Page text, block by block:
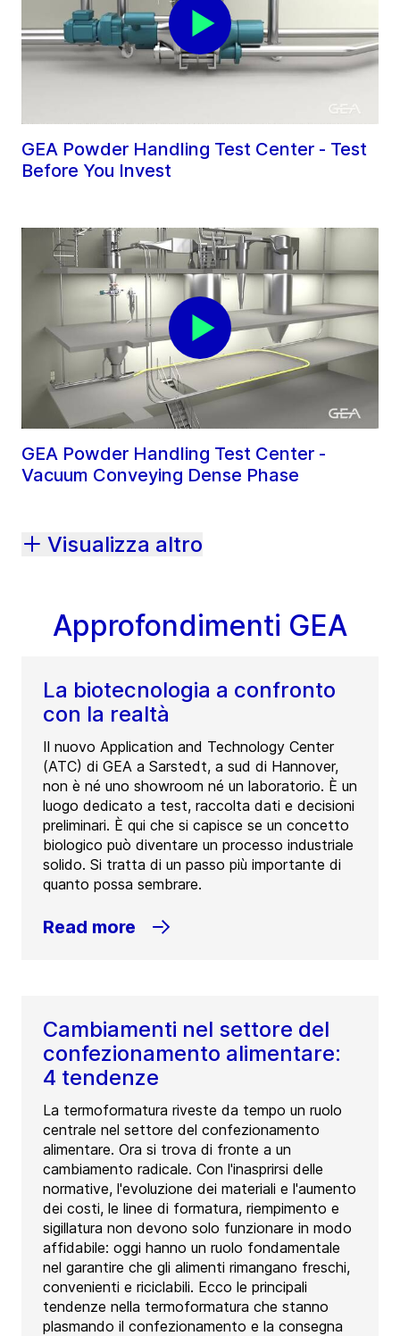
GEA Powder Handling Test Center - Test
Before You Invest
GEA Powder Handling Test Center -
Vacuum Conveying Dense Phase
Visualizza altro
Approfondimenti GEA
La biotecnologia a confronto
con la realtà
Il nuovo Application and Technology Center
(ATC) di GEA a Sarstedt, a sud di Hannover,
non è né uno showroom né un laboratorio. È un
luogo dedicato a test, raccolta dati e decisioni
preliminari. È qui che si capisce se un concetto
biologico può diventare un processo industriale
solido. Si tratta di un passo più importante di
quanto possa sembrare.
Read more
Cambiamenti nel settore del
confezionamento alimentare:
4 tendenze
La termoformatura riveste da tempo un ruolo
centrale nel settore del confezionamento
alimentare. Ora si trova di fronte a un
cambiamento radicale. Con l'inasprirsi delle
normative, l'evoluzione dei materiali e l'aumento
dei costi, le linee di formatura, riempimento e
sigillatura non devono solo funzionare in modo
affidabile: oggi hanno un ruolo fondamentale
nel garantire che gli alimenti rimangano freschi,
convenienti e riciclabili. Ecco le principali
tendenze nella termoformatura che stanno
plasmando il confezionamento e la consegna